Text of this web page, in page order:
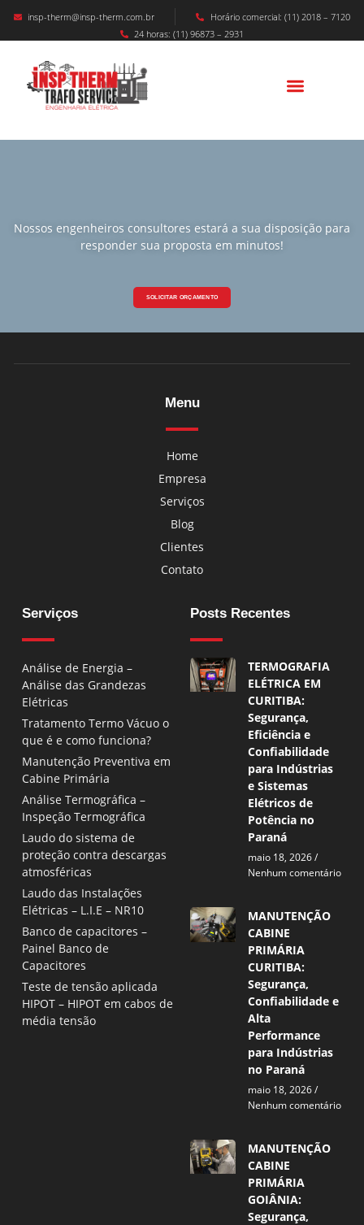
insp-therm@insp-therm.com.br
Horário comercial: (11) 2018 – 7120
24 horas: (11) 96873 – 2931
Nossos engenheiros consultores estará a sua disposição para
responder sua proposta em minutos!
SOLICITAR ORÇAMENTO
Menu
Home
Empresa
Serviços
Blog
Clientes
Contato
Serviços
Análise de Energia –
Análise das Grandezas
Elétricas
Tratamento Termo Vácuo o
que é e como funciona?
Manutenção Preventiva em
Cabine Primária
Análise Termográfica –
Inspeção Termográfica
Laudo do sistema de
proteção contra descargas
atmosféricas
Laudo das Instalações
Elétricas – L.I.E – NR10
Banco de capacitores –
Painel Banco de
Capacitores
Teste de tensão aplicada
HIPOT – HIPOT em cabos de
média tensão
Posts Recentes
TERMOGRAFIA
ELÉTRICA EM
CURITIBA:
Segurança,
Eficiência e
Confiabilidade
para Indústrias
e Sistemas
Elétricos de
Potência no
Paraná
maio 18, 2026
Nenhum comentário
MANUTENÇÃO
CABINE
PRIMÁRIA
CURITIBA:
Segurança,
Confiabilidade e
Alta
Performance
para Indústrias
no Paraná
maio 18, 2026
Nenhum comentário
MANUTENÇÃO
CABINE
PRIMÁRIA
GOIÂNIA:
Segurança,